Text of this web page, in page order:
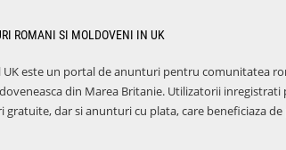
ROMANI SI MOLDOVENI IN UK
este un portal de anunturi pentru comunitatea
din Marea Britanie. Utilizatorii inregistrati
gratuite, dar si anunturi cu plata, care beneficiaza